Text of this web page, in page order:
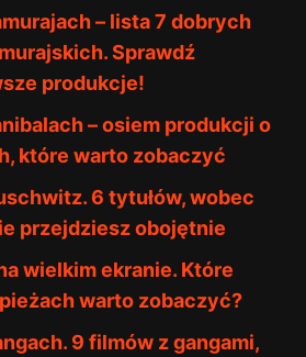
– lista 7 dobrych
Sprawdź
produkcje!
– osiem produkcji o
które warto zobaczyć
6 tytułów, wobec
przejdziesz obojętnie
wielkim ekranie. Które
warto zobaczyć?
9 filmów z gangami,